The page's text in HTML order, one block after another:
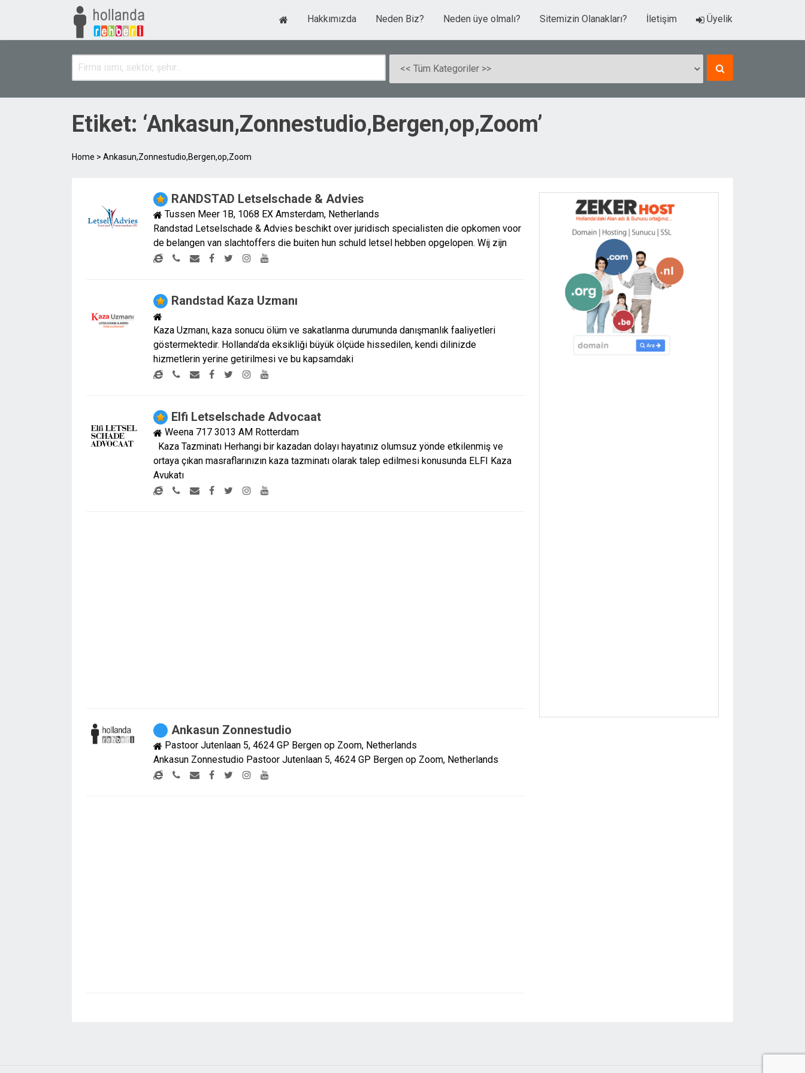
Hakkımızda Neden Biz? Neden üye olmalı? Sitemizin Olanakları? İletişim Üyelik
Etiket: ‘Ankasun,Zonnestudio,Bergen,op,Zoom’
Home > Ankasun,Zonnestudio,Bergen,op,Zoom
RANDSTAD Letselschade & Advies
Tussen Meer 1B, 1068 EX Amsterdam, Netherlands
Randstad Letselschade & Advies beschikt over juridisch specialisten die opkomen voor
de belangen van slachtoffers die buiten hun schuld letsel hebben opgelopen. Wij zijn
Randstad Kaza Uzmanı
Kaza Uzmanı, kaza sonucu ölüm ve sakatlanma durumunda danışmanlık faaliyetleri
göstermektedir. Hollanda’da eksikliği büyük ölçüde hissedilen, kendi dilinizde
hizmetlerin yerine getirilmesi ve bu kapsamdaki
Elfi Letselschade Advocaat
Weena 717 3013 AM Rotterdam
Kaza Tazminatı Herhangi bir kazadan dolayı hayatınız olumsuz yönde etkilenmiş ve
ortaya çıkan masraflarınızın kaza tazminatı olarak talep edilmesi konusunda ELFI Kaza
Avukatı
Ankasun Zonnestudio
Pastoor Jutenlaan 5, 4624 GP Bergen op Zoom, Netherlands
Ankasun Zonnestudio Pastoor Jutenlaan 5, 4624 GP Bergen op Zoom, Netherlands